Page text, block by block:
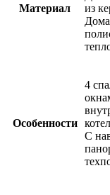
Материал
из
Особенности
4
С